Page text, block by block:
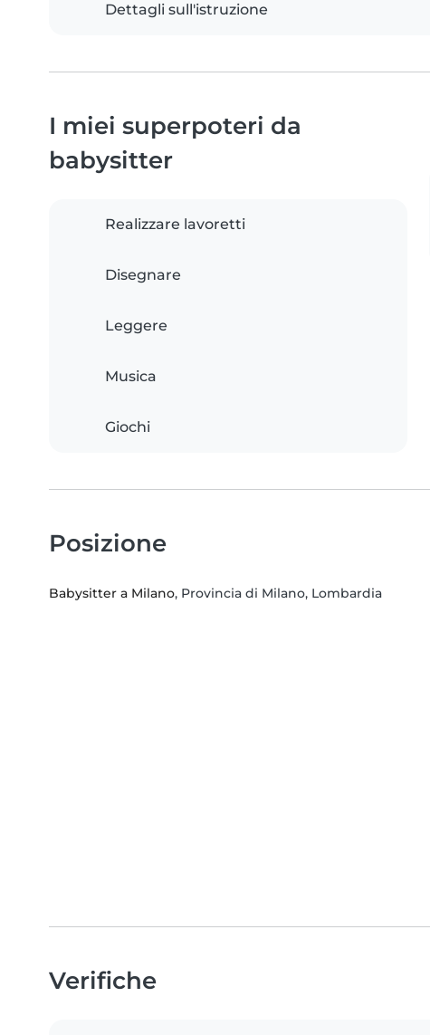
Dettagli sull'istruzione
I miei superpoteri da
babysitter
Realizzare lavoretti
Disegnare
Leggere
Musica
Giochi
Posizione
Babysitter a Milano, Provincia di Milano, Lombardia
Verifiche